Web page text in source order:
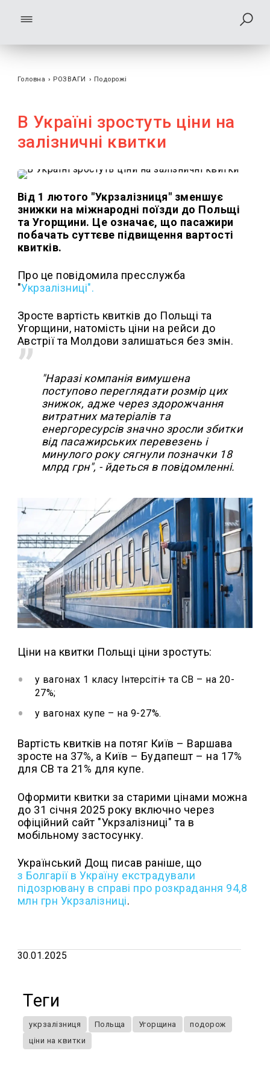
Головна › РОЗВАГИ › Подорожі
В Україні зростуть ціни на
залізничні квитки
Від 1 лютого "Укрзалізниця" зменшує
знижки на міжнародні поїзди до Польщі
та Угорщини. Це означає, що пасажири
побачать суттєве підвищення вартості
квитків.
Про це повідомила пресслужба
"Укрзалізниці".
Зросте вартість квитків до Польщі та
Угорщини, натомість ціни на рейси до
Австрії та Молдови залишаться без змін.
"Наразі компанія вимушена
поступово переглядати розмір цих
знижок, адже через здорожчання
витратних матеріалів та
енергоресурсів значно зросли збитки
від пасажирських перевезень і
минулого року сягнули позначки 18
млрд грн", - йдеться в повідомленні.
Ціни на квитки Польщі ціни зростуть:
у вагонах 1 класу Інтерсіті+ та СВ – на 20-
27%;
у вагонах купе – на 9-27%.
Вартість квитків на потяг Київ – Варшава
зросте на 37%, а Київ – Будапешт – на 17%
для СВ та 21% для купе.
Оформити квитки за старими цінами можна
до 31 січня 2025 року включно через
офіційний сайт "Укрзалізниці" та в
мобільному застосунку.
Український Дощ писав раніше, що
з Болгарії в Україну екстрадували
підозрювану в справі про розкрадання 94,8
млн грн Укрзалізниці.
30.01.2025
Теги
укрзалізниця Польща Угорщина
подорож
ціни на квитки